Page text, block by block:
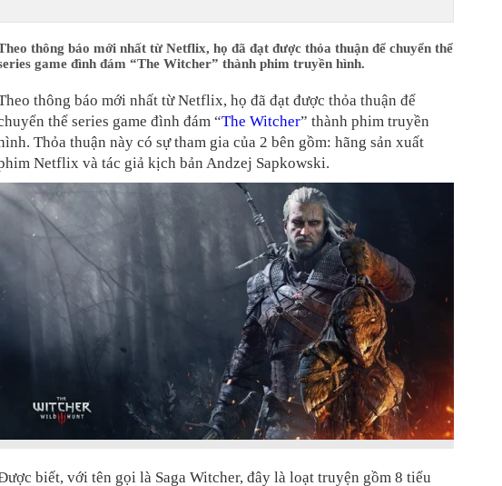
thông báo mới nhất từ Netflix, họ đã đạt được thỏa thuận để chuyển thể
game đình đám “The Witcher” thành phim truyền hình.
thông báo mới nhất từ Netflix, họ đã đạt được thỏa thuận để
thể series game đình đám “The Witcher” thành phim truyền
Thỏa thuận này có sự tham gia của 2 bên gồm: hãng sản xuất
Netflix và tác giả kịch bản Andzej Sapkowski.
biết, với tên gọi là Saga Witcher, đây là loạt truyện gồm 8 tiểu